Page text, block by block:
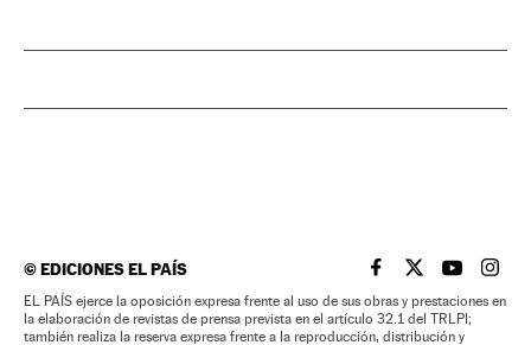
©EDICIONES EL PAÍS EL PAÍS BRASIL EN
EL PAÍSEL PAÍS
EL
EL PAÍS ejerce la oposición expresa frente al uso de sus obras y prestaciones en
la elaboración de revistas de prensa prevista en el artículo 32.1 del TRLPI;
también realiza la reserva expresa frente a la reproducción, distribución y